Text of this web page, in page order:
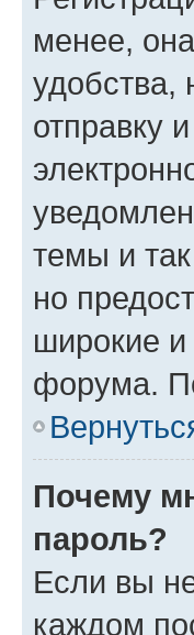
менее,
удобства,
отправку
темы и
но
широкие
форума.
Почему
пароль?
Если вы
каждом